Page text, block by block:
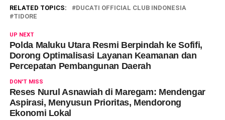
RELATED TOPICS:
DUCATI OFFICIAL CLUB INDONESIA
TIDORE
UP NEXT
Polda Maluku Utara Resmi Berpindah ke Sofifi,
Dorong Optimalisasi Layanan Keamanan dan
Percepatan Pembangunan Daerah
DON'T MISS
Reses Nurul Asnawiah di Maregam: Mendengar
Aspirasi, Menyusun Prioritas, Mendorong
Ekonomi Lokal